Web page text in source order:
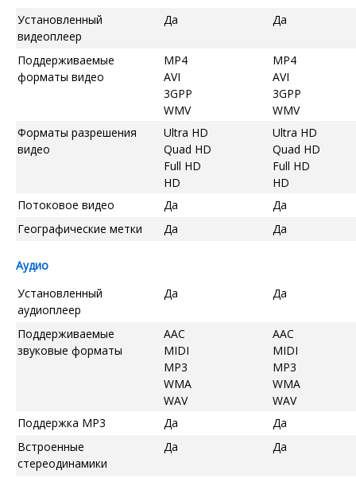
Установленный
видеоплеер
Да Да
Поддерживаемые
форматы видео
MP4
AVI
3GPP
WMV
MP4
AVI
3GPP
WMV
Форматы разрешения
видео
Ultra HD
Quad HD
Full HD
HD
Ultra HD
Quad HD
Full HD
HD
Потоковое видео
Да
Да
Географические метки
Да Да
Аудио
Установленный
аудиоплеер
Да Да
Поддерживаемые
звуковые форматы
AAC
MIDI
MP3
WMA
WAV
AAC
MIDI
MP3
WMA
WAV
Поддержка MP3
Да
Да
Встроенные
стереодинамики
Да Да